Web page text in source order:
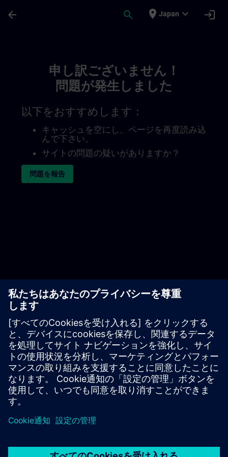
arrow_back search place Japan expand_more login
申し訳ございません！
問題が発生しました
以下をおすすめします：
キャッシュを空にし、ページを再度読み込
んで下さい。
サイトの問題の疑いがありますか？
問題を報告